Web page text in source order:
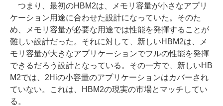
つまり、最初のHBM2は、メモリ容量が小さなアプリ
ケーション用途に合わせた設計になっていた。そのた
め、メモリ容量が必要な用途では性能を発揮することが
難しい設計だった。それに対して、新しいHBM2は、メ
モリ容量が大きなアプリケーションでフルの性能を発揮
できるだろう設計となっている。その一方で、新しいHB
M2では、2Hiの小容量のアプリケーションはカバーされ
ていない。これは、HBM2の現実の市場とマッチしてい
る。